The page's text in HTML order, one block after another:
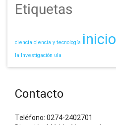
Etiquetas
ciencia ciencia y tecnología inicio
la Investigación ula
Contacto
Teléfono: 0274-2402701